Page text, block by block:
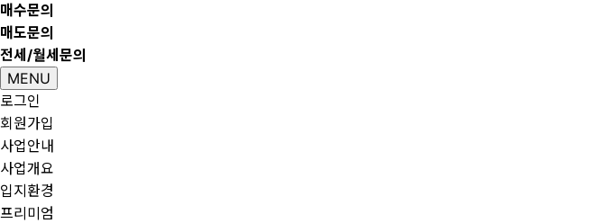
매수문의
매도문의
전세/월세문의
MENU
로그인
회원가입
사업안내
사업개요
입지환경
프리미엄